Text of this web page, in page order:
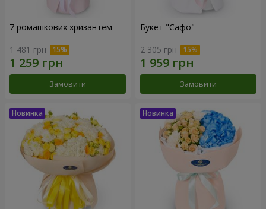
7 ромашкових хризантем
1 481 грн
Замовити
Букет "Сафо"
2 305 грн
Замовити